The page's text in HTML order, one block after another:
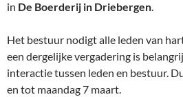
in De Boerderij in Driebergen.
Het bestuur nodigt alle leden van
een dergelijke vergadering is
interactie tussen leden en bestuur.
en tot maandag 7 maart.